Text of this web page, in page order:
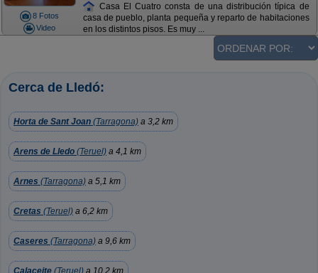
8 Fotos
Video
Casa El Cuatro consta de una distribución típica de
casa de pueblo, planta pequeña y reparto de habitaciones
en los distintos pisos. Es muy ...
Cerca de Lledó:
Horta de Sant Joan (Tarragona) a 3,2 km
Arens de Lledo (Teruel) a 4,1 km
Arnes (Tarragona) a 5,1 km
Cretas (Teruel) a 6,2 km
Caseres (Tarragona) a 9,6 km
Calaceite (Teruel) a 10,2 km